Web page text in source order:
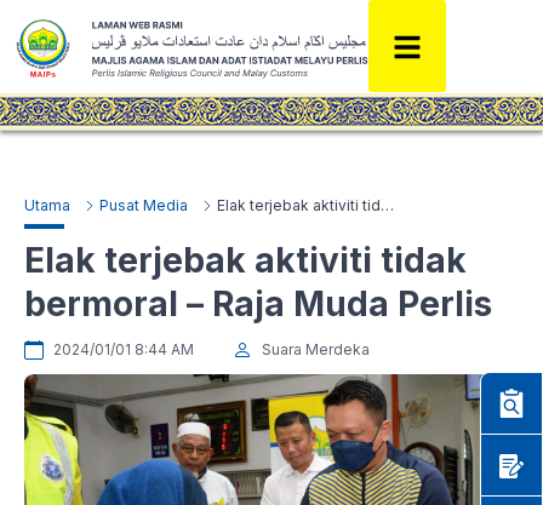
Utama Pusat Media Elak terjebak aktiviti tidak bermoral – Raja Muda Perlis
Elak terjebak aktiviti tidak
bermoral – Raja Muda Perlis
2024/01/01 8:44 AM Suara Merdeka